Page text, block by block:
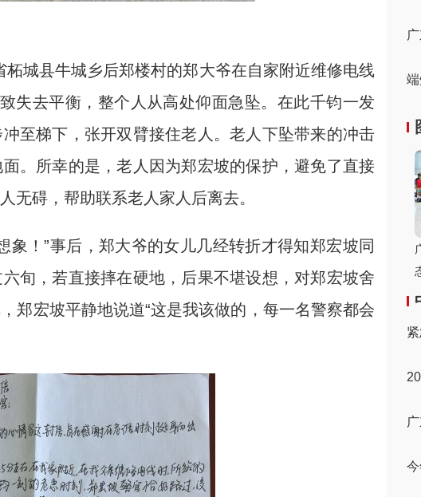
城县牛城乡后郑楼村的郑大爷在自家附近维修电线
失去平衡，整个人从高处仰面急坠。在此千钧一发
至梯下，张开双臂接住老人。老人下坠带来的冲击
。所幸的是，老人因为郑宏坡的保护，避免了直接
无碍，帮助联系老人家人后离去。
！”事后，郑大爷的女儿几经转折才得知郑宏坡同
旬，若直接摔在硬地，后果不堪设想，对郑宏坡舍
郑宏坡平静地说道“这是我该做的，每一名警察都会